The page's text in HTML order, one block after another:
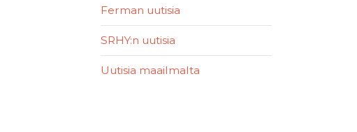
Ferman uutisia
SRHY:n uutisia
Uutisia maailmalta